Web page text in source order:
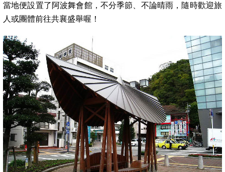
當地便設置了阿波舞會館，不分季節、不論晴雨，隨時歡迎旅
人或團體前往共襄盛舉喔！